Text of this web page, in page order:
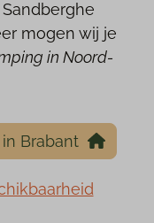
mogen wij je
in Noord-
Brabant